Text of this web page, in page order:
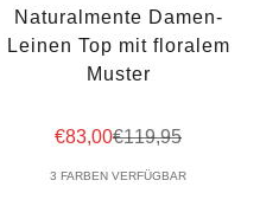
Naturalmente Damen-
Leinen Top mit floralem
Muster
Angebot
€83,00Regulärer Preis
€119,95
3 FARBEN VERFÜGBAR